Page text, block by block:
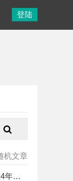
登陆
机文章
德国经济年末悲观情绪弥漫，2024年会好转吗？